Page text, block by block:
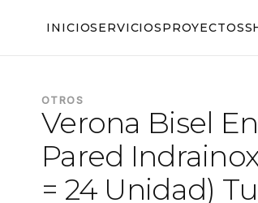
INICIOSERVICIOSPROYECTOS
OTROS
Verona Bisel
Pared
= 24 Unidad)